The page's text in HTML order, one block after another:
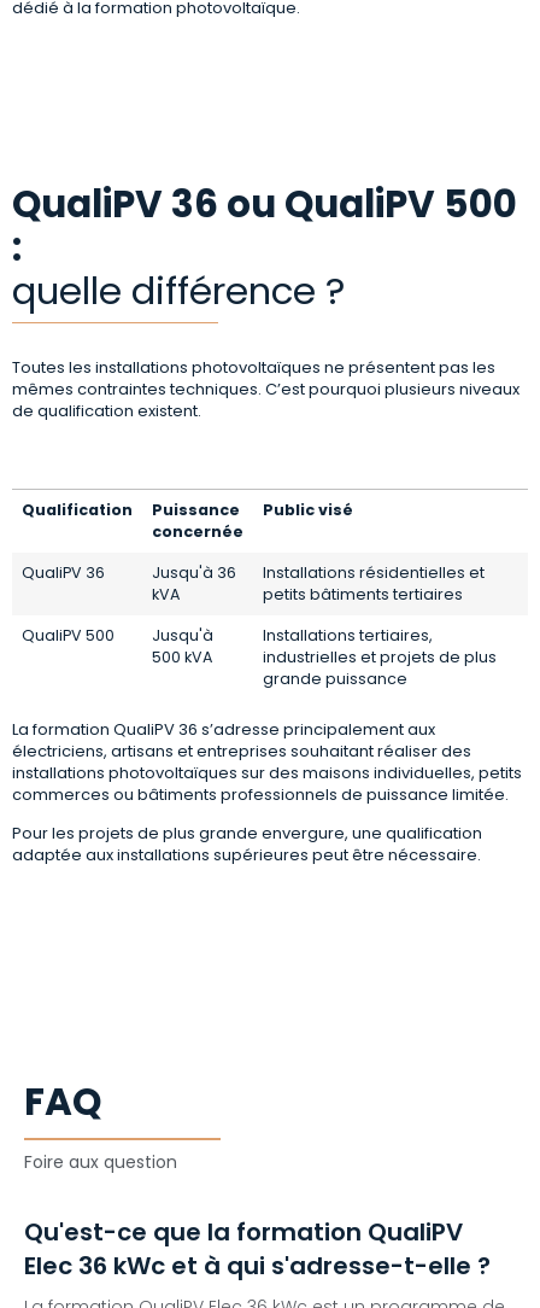
dédié à la formation photovoltaïque.
QualiPV 36 ou QualiPV 500
:
quelle différence ?
Toutes les installations photovoltaïques ne présentent pas les
mêmes contraintes techniques. C’est pourquoi plusieurs niveaux
de qualification existent.
Qualification
Puissance
concernée
Public visé
QualiPV 36
Jusqu'à 36
kVA
Installations résidentielles et
petits bâtiments tertiaires
QualiPV 500
Jusqu'à
500 kVA
Installations tertiaires,
industrielles et projets de plus
grande puissance
La formation QualiPV 36 s’adresse principalement aux
électriciens, artisans et entreprises souhaitant réaliser des
installations photovoltaïques sur des maisons individuelles, petits
commerces ou bâtiments professionnels de puissance limitée.
Pour les projets de plus grande envergure, une qualification
adaptée aux installations supérieures peut être nécessaire.
FAQ
Foire aux question
Qu'est-ce que la formation QualiPV
Elec 36 kWc et à qui s'adresse-t-elle ?